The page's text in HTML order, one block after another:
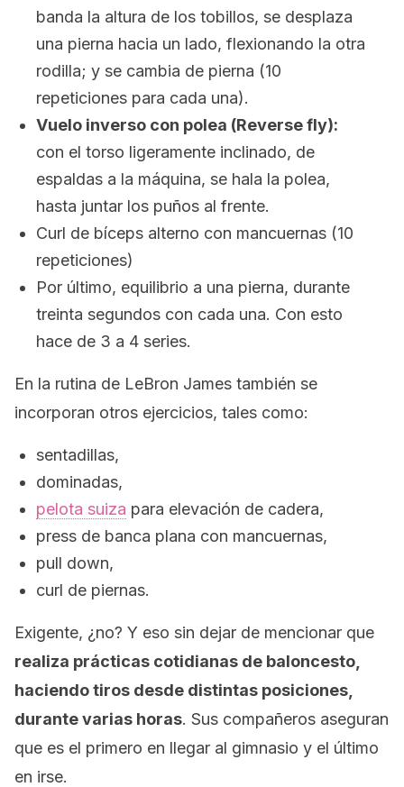
banda la altura de los tobillos, se desplaza
una pierna hacia un lado, flexionando la otra
rodilla; y se cambia de pierna (10
repeticiones para cada una).
Vuelo inverso con polea (Reverse fly):
con el torso ligeramente inclinado, de
espaldas a la máquina, se hala la polea,
hasta juntar los puños al frente.
Curl de bíceps alterno con mancuernas (10
repeticiones)
Por último, equilibrio a una pierna, durante
treinta segundos con cada una. Con esto
hace de 3 a 4 series.
En la rutina de LeBron James también se
incorporan otros ejercicios, tales como:
sentadillas,
dominadas,
pelota suiza para elevación de cadera,
press de banca plana con mancuernas,
pull down,
curl de piernas.
Exigente, ¿no? Y eso sin dejar de mencionar que
realiza prácticas cotidianas de baloncesto,
haciendo tiros desde distintas posiciones,
durante varias horas. Sus compañeros aseguran
que es el primero en llegar al gimnasio y el último
en irse.